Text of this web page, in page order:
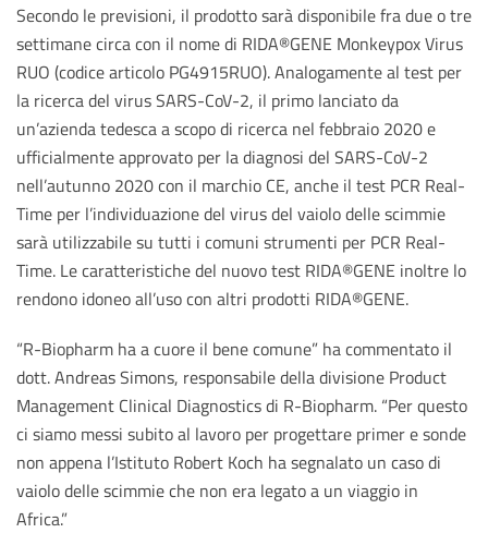
Secondo le previsioni, il prodotto sarà disponibile fra due o tre
settimane circa con il nome di RIDA®GENE Monkeypox Virus
RUO (codice articolo PG4915RUO). Analogamente al test per
la ricerca del virus SARS-CoV-2, il primo lanciato da
un’azienda tedesca a scopo di ricerca nel febbraio 2020 e
ufficialmente approvato per la diagnosi del SARS-CoV-2
nell’autunno 2020 con il marchio CE, anche il test PCR Real-
Time per l’individuazione del virus del vaiolo delle scimmie
sarà utilizzabile su tutti i comuni strumenti per PCR Real-
Time. Le caratteristiche del nuovo test RIDA®GENE inoltre lo
rendono idoneo all’uso con altri prodotti RIDA®GENE.
“R-Biopharm ha a cuore il bene comune” ha commentato il
dott. Andreas Simons, responsabile della divisione Product
Management Clinical Diagnostics di R-Biopharm. “Per questo
ci siamo messi subito al lavoro per progettare primer e sonde
non appena l’Istituto Robert Koch ha segnalato un caso di
vaiolo delle scimmie che non era legato a un viaggio in
Africa.”